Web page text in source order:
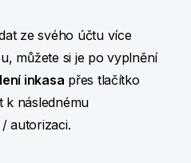
ze svého účtu více
můžete si je po vyplnění
inkasa přes tlačítko
k následnému
autorizaci.